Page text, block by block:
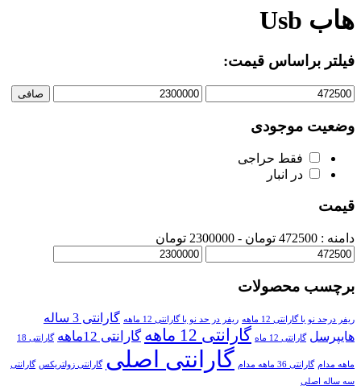
هاب Usb
فیلتر براساس قیمت:
صافی
وضعیت موجودی
فقط حراجی
در انبار
قیمت
دامنه : 472500 تومان - 2300000 تومان
برچسب محصولات
ریفر درحد نو با گارانتی 12 ماهه ریفر در حد نو با گارانتی 12 ماهه
گارانتی 3 ساله
هایپرسل گارانتی 12 ماه گارانتی 12 ماهه گارانتی 12ماهه گارانتی 18
ماهه مدام گارانتی 36 ماهه مدام گارانتی اصلی گارانتی زولتریکس گارانتی
سه ساله اصلی